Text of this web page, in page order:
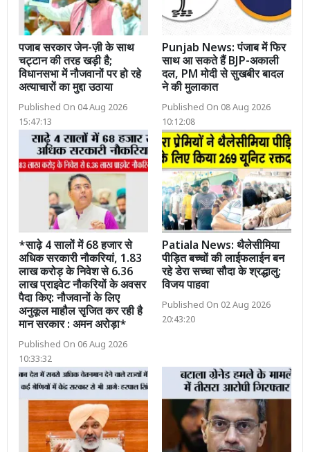
पजाब सरकार जेन-ज़ी के साथ
चट्टान की तरह खड़ी है;
विधानसभा में नौजवानों पर हो रहे
अत्याचारों का मुद्दा उठाया
Published On 04 Aug 2026
15:47:13
Punjab News: पंजाब में फिर
साथ आ सकते हैं BJP-अकाली
दल, PM मोदी से सुखबीर बादल
ने की मुलाकात
Published On 08 Aug 2026
10:12:08
*साढ़े 4 सालों में 68 हजार से
अधिक सरकारी नौकरियां, 1.83
लाख करोड़ के निवेश से 6.36
लाख प्राइवेट नौकरियों के अवसर
पैदा किए: नौजवानों के लिए
अनुकूल माहौल सृजित कर रही है
मान सरकार : अमन अरोड़ा*
Published On 06 Aug 2026
10:33:32
Patiala News: थैलेसीमिया
पीड़ित बच्चों की लाईफलाईन बन
रहे डेरा सच्चा सौदा के श्रद्धालु:
विजय पाहवा
Published On 02 Aug 2026
20:43:20